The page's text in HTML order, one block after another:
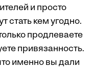
и просто
стать кем угодно.
продлеваете
привязанность.
именно вы дали